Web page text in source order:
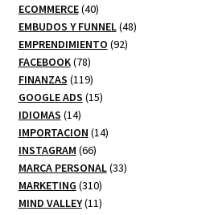
producto
ECOMMERCE 4040
productos
EMBUDOS Y FUNNEL 4848
EMPRENDIMIENTO 9292
FACEBOOK 7878
productos
FINANZAS 119119
productos
GOOGLE ADS 1515
IDIOMAS 1414
productos
IMPORTACION 1414
INSTAGRAM 6666
productos
MARCA PERSONAL 3333
MARKETING 310310
productos
MIND VALLEY 1111